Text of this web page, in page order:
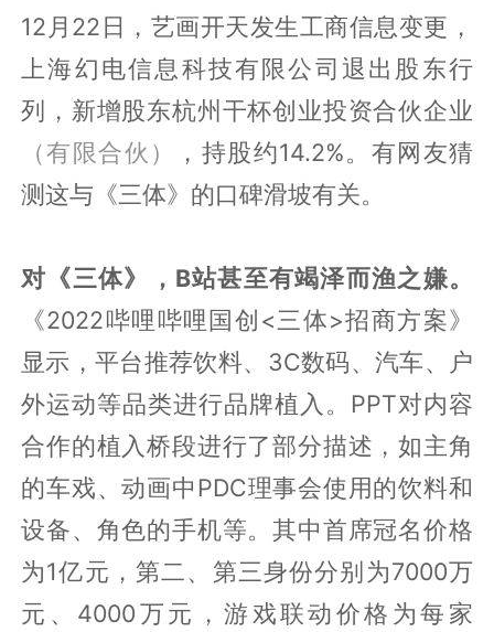
12月22日，艺画开天发生工商信息变更，
上海幻电信息科技有限公司退出股东行
列，新增股东杭州干杯创业投资合伙企业
（有限合伙）
，持股约14.2%。有网友猜
测这与《三体》的口碑滑坡有关。
对《三体》，B站甚至有竭泽而渔之嫌。
《2022哔哩哔哩国创<三体>招商方案》
显示，平台推荐饮料、3C数码、汽车、户
外运动等品类进行品牌植入。PPT对内容
合作的植入桥段进行了部分描述，如主角
的车戏、动画中PDC理事会使用的饮料和
设备、角色的手机等。其中首席冠名价格
为1亿元，第二、第三身份分别为7000万
元、4000万元，游戏联动价格为每家